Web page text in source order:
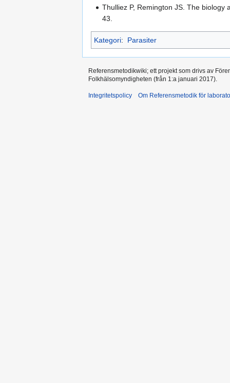
Thulliez P, Remington JS. The biology
43.
Kategori: Parasiter
Referensmetodikwiki; ett projekt som drivs av
Folkhälsomyndigheten (från 1:a januari 2017).
Integritetspolicy Om Referensmetodik för